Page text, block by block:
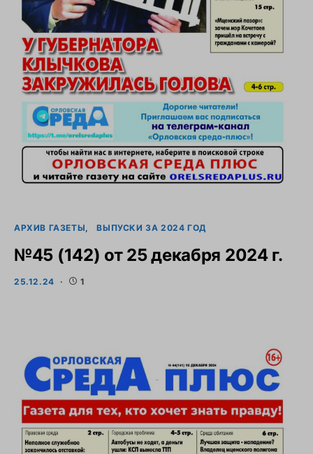
АРХИВ ГАЗЕТЫ ВЫПУСКИ ЗА 2024 ГОД
№45 (142) от 25 декабря 2024 г.
25.12.24 1